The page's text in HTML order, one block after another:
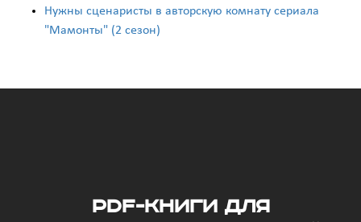
Нужны сценаристы в авторскую комнату сериала
"Мамонты" (2 сезон)
PDF-книги для